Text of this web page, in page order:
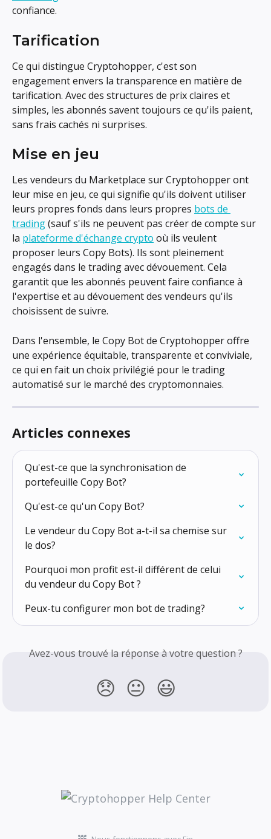
confiance.
Tarification
Ce qui distingue Cryptohopper, c'est son
engagement envers la transparence en matière de
tarification. Avec des structures de prix claires et
simples, les abonnés savent toujours ce qu'ils paient,
sans frais cachés ni surprises.
Mise en jeu
Les vendeurs du Marketplace sur Cryptohopper ont
leur mise en jeu, ce qui signifie qu'ils doivent utiliser
leurs propres fonds dans leurs propres bots de
trading (sauf s'ils ne peuvent pas créer de compte sur
la plateforme d'échange crypto où ils veulent
proposer leurs Copy Bots). Ils sont pleinement
engagés dans le trading avec dévouement. Cela
garantit que les abonnés peuvent faire confiance à
l'expertise et au dévouement des vendeurs qu'ils
choisissent de suivre.
Dans l'ensemble, le Copy Bot de Cryptohopper offre
une expérience équitable, transparente et conviviale,
ce qui en fait un choix privilégié pour le trading
automatisé sur le marché des cryptomonnaies.
Articles connexes
Qu'est-ce que la synchronisation de
portefeuille Copy Bot?
Qu'est-ce qu'un Copy Bot?
Le vendeur du Copy Bot a-t-il sa chemise sur
le dos?
Pourquoi mon profit est-il différent de celui
du vendeur du Copy Bot ?
Peux-tu configurer mon bot de trading?
Avez-vous trouvé la réponse à votre question ?
😞 😐 😃